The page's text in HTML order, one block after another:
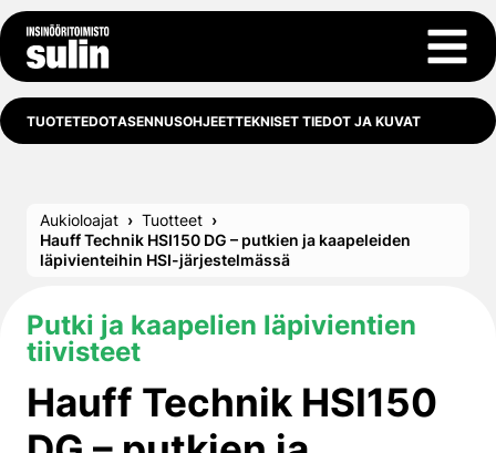
Siirry sisältöön
Avaa
TUOTETEDOTASENNUSOHJEETTEKNISET TIEDOT JA KUVAT
Aukioloajat
Tuotteet
Hauff Technik HSI150 DG – putkien ja kaapeleiden
läpivienteihin HSI-järjestelmässä
Putki ja kaapelien läpivientien
tiivisteet
Hauff Technik HSI150